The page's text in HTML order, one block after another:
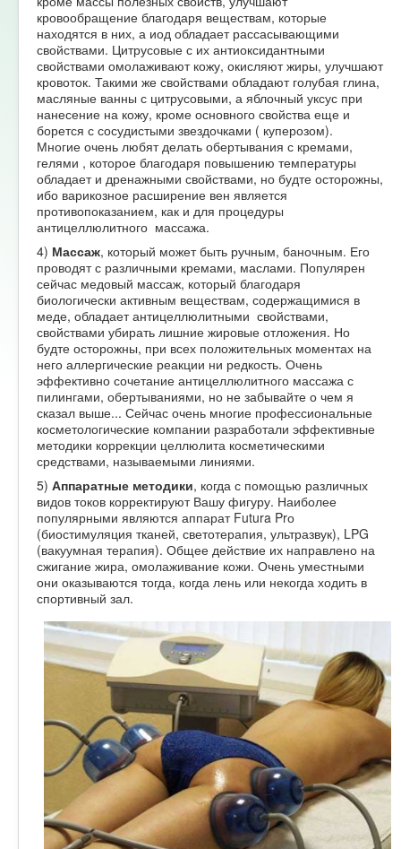
кровообращение благодаря веществам, которые
находятся в них, а иод обладает рассасывающими
свойствами. Цитрусовые с их антиоксидантными
свойствами омолаживают кожу, окисляют жиры, улучшают
кровоток. Такими же свойствами обладают голубая глина,
масляные ванны с цитрусовыми, а яблочный уксус при
нанесение на кожу, кроме основного свойства еще и
борется с сосудистыми звездочками ( куперозом).
Многие очень любят делать обертывания с кремами,
гелями , которое благодаря повышению температуры
обладает и дренажными свойствами, но будте осторожны,
ибо варикозное расширение вен является
противопоказанием, как и для процедуры
антицеллюлитного массажа.
4) Массаж, который может быть ручным, баночным. Его
проводят с различными кремами, маслами. Популярен
сейчас медовый массаж, который благодаря
биологически активным веществам, содержащимися в
меде, обладает антицеллюлитными свойствами,
свойствами убирать лишние жировые отложения. Но
будте осторожны, при всех положительных моментах на
него аллергические реакции ни редкость. Очень
эффективно сочетание антицеллюлитного массажа с
пилингами, обертываниями, но не забывайте о чем я
сказал выше... Сейчас очень многие профессиональные
косметологические компании разработали эффективные
методики коррекции целлюлита косметическими
средствами, называемыми линиями.
5) Аппаратные методики, когда с помощью различных
видов токов корректируют Вашу фигуру. Наиболее
популярными являются аппарат Futura Prо
(биостимуляция тканей, светотерапия, ультразвук), LPG
(вакуумная терапия). Общее действие их направлено на
сжигание жира, омолаживание кожи. Очень уместными
они оказываются тогда, когда лень или некогда ходить в
спортивный зал.